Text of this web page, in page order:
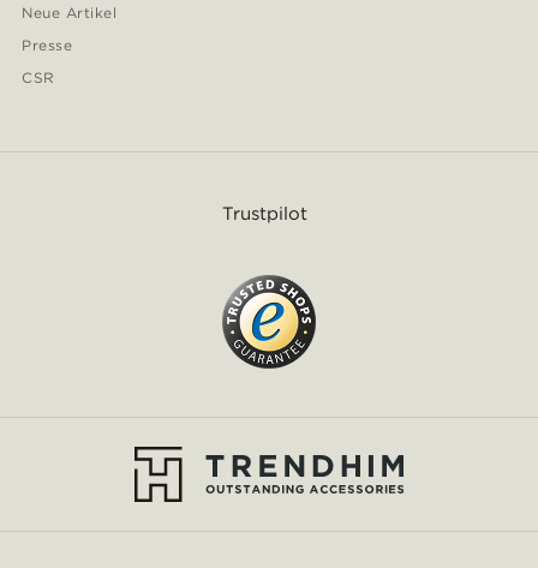
Neue Artikel
Presse
CSR
Trustpilot